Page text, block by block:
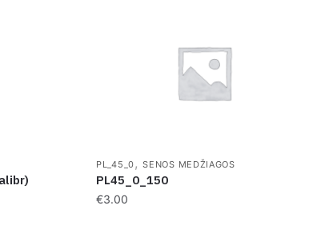
PL_45_0 ,SENOS MEDŽIAGOS
PL45_0_150
€3.00